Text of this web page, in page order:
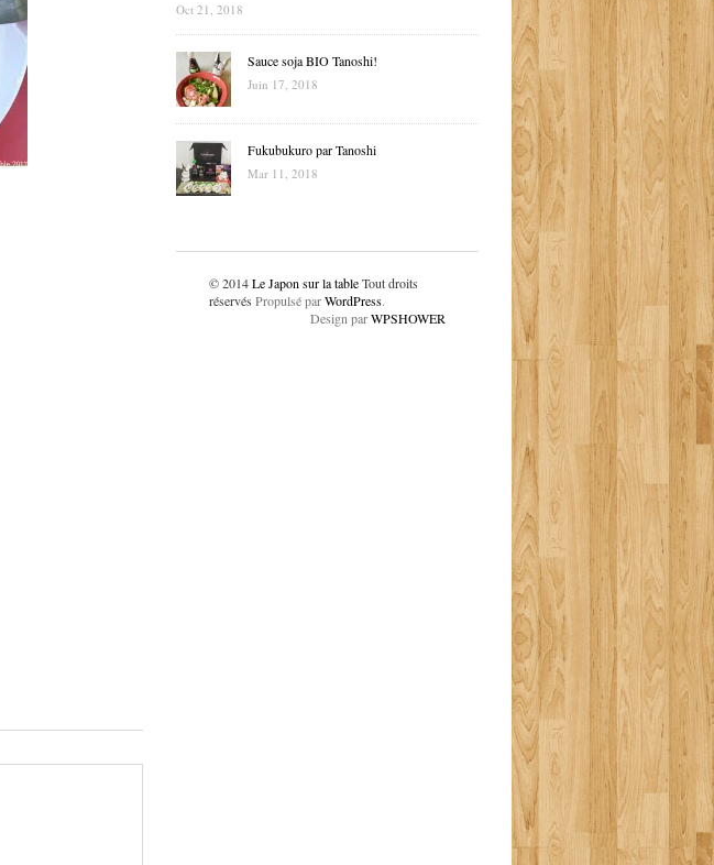
Oct 21, 2018
Sauce soja BIO Tanoshi!
Juin 17, 2018
Fukubukuro par Tanoshi
Mar 11, 2018
© 2014Le Japon sur la tableTout droits
réservés Propulsé parWordPress.
Design parWPSHOWER